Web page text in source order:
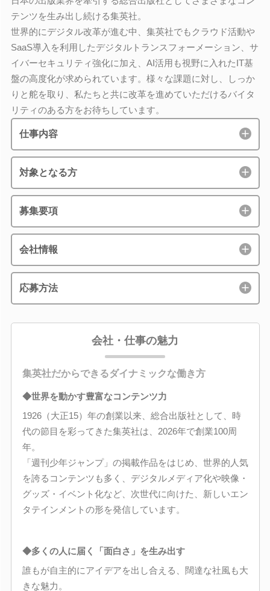
テンツを生み出し続ける集英社。
世界的にデジタル改革が進む中、集英社でもクラウド活動や
SaaS導入を利用したデジタルトランスフォーメーション、サ
イバーセキュリティ強化に加え、AI活用も視野に入れたIT基
盤の高度化が求められています。様々な課題に対し、しっか
りと舵を取り、私たちと共に改革を進めていただけるバイタ
リティのある方をお待ちしています。
仕事内容
対象となる方
募集要項
会社情報
応募方法
会社・仕事の魅力
集英社だからできるダイナミックな働き方
◆世界を動かす豊富なコンテンツ力
1926（大正15）年の創業以来、総合出版社として、時
代の節目を彩ってきた集英社は、2026年で創業100周
年。
「週刊少年ジャンプ」の掲載作品をはじめ、世界的人気
を誇るコンテンツも多く、デジタルメディア化や映像・
グッズ・イベント化など、次世代に向けた、新しいエン
タテインメントの形を発信しています。
◆多くの人に届く「面白さ」を生み出す
誰もが自主的にアイデアを出し合える、闊達な社風も大
きな魅力。